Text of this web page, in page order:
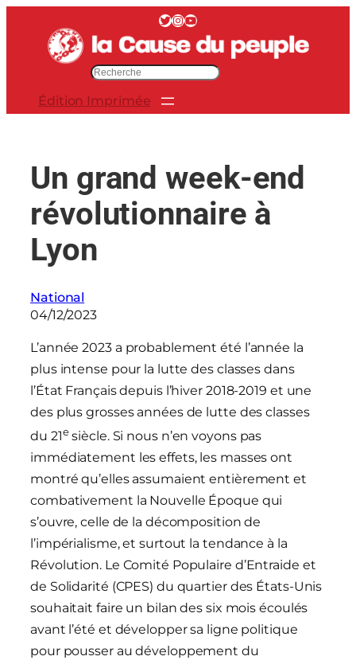
contenu
Twitter InstagramYouTube
e
r
Édition Imprimée
Un grand week-end
révolutionnaire à
Lyon
National
04/12/2023
L’année 2023 a probablement été l’année la
plus intense pour la lutte des classes dans
l’État Français depuis l’hiver 2018-2019 et une
des plus grosses années de lutte des classes
du 21esiècle. Si nous n’en voyons pas
immédiatement les effets, les masses ont
montré qu’elles assumaient entièrement et
combativement la Nouvelle Époque qui
s’ouvre, celle de la décomposition de
l’impérialisme, et surtout la tendance à la
Révolution. Le Comité Populaire d’Entraide et
de Solidarité (CPES) du quartier des États-Unis
souhaitait faire un bilan des six mois écoulés
avant l’été et développer sa ligne politique
pour pousser au développement du